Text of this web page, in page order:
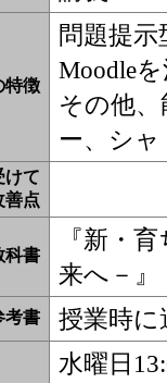
特徴
問題提
Moodle
その他
ー、シ
けて
善点
科書
『新・
来へ－』
考書 授業時に
水曜日